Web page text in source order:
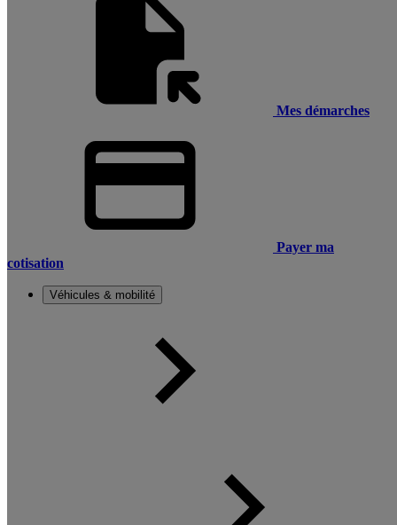
Mes démarches
Payer ma
cotisation
Véhicules & mobilité